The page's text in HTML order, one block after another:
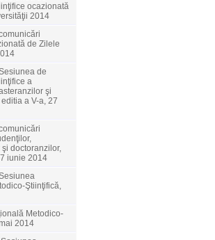
ocazionată
2014
de Zilele
de
a
şi
a V-a, 27
doctoranzilor,
iunie 2014
Ştiinţifică,
Metodico-
2014